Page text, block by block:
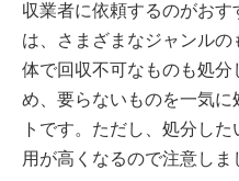
収業者に依頼するのがお
は、さまざまなジャンル
体で回収不可なものも処
め、要らないものを一気
トです。ただし、処分し
用が高くなるので注意しま